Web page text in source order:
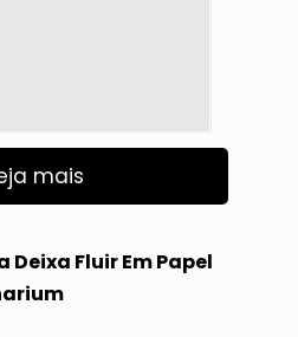
mais
Deixa Fluir Em Papel